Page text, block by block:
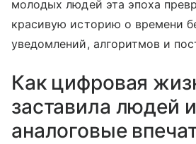
молодых людей эта эпоха
красивую историю о времени
уведомлений, алгоритмов и
Как цифровая
заставила людей
аналоговые